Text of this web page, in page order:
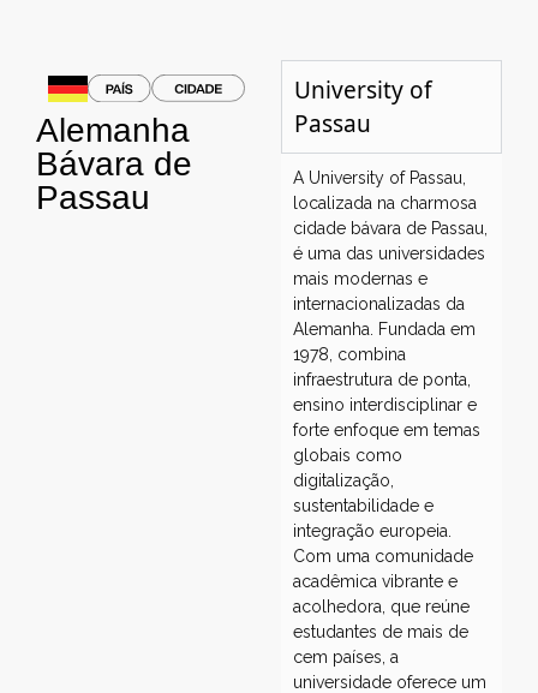
Alemanha
Bávara de
Passau
University of
Passau
A University of Passau,
localizada na charmosa
cidade bávara de Passau,
é uma das universidades
mais modernas e
internacionalizadas da
Alemanha. Fundada em
1978, combina
infraestrutura de ponta,
ensino interdisciplinar e
forte enfoque em temas
globais como
digitalização,
sustentabilidade e
integração europeia.
Com uma comunidade
acadêmica vibrante e
acolhedora, que reúne
estudantes de mais de
cem países, a
universidade oferece um